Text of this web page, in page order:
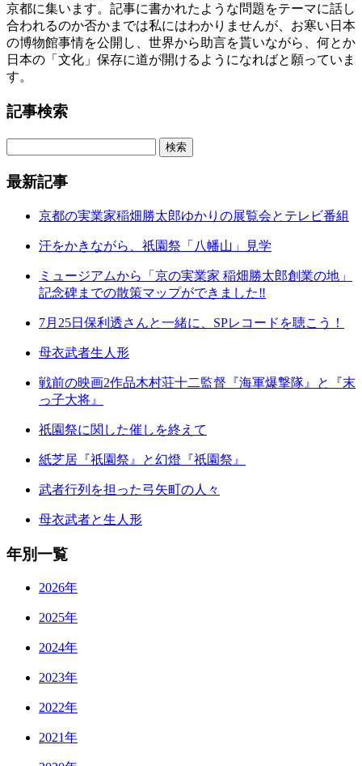
京都に集います。記事に書かれたような問題をテーマに話し
合われるのか否かまでは私にはわかりませんが、お寒い日本
の博物館事情を公開し、世界から助言を貰いながら、何とか
日本の「文化」保存に道が開けるようになればと願っていま
す。
記事検索
最新記事
京都の実業家稲畑勝太郎ゆかりの展覧会とテレビ番組
汗をかきながら、祇園祭「八幡山」見学
ミュージアムから「京の実業家 稲畑勝太郎創業の地」
記念碑までの散策マップができました‼
7月25日保利透さんと一緒に、SPレコードを聴こう！
母衣武者生人形
戦前の映画2作品木村荘十二監督『海軍爆撃隊』と『末
っ子大将』
祇園祭に関した催しを終えて
紙芝居『祇園祭』と幻燈『祇園祭』
武者行列を担った弓矢町の人々
母衣武者と生人形
年別一覧
2026年
2025年
2024年
2023年
2022年
2021年